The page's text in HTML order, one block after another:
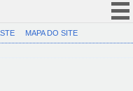
CORONAVÍRUS (COVID-19)
MAPA DO SITE